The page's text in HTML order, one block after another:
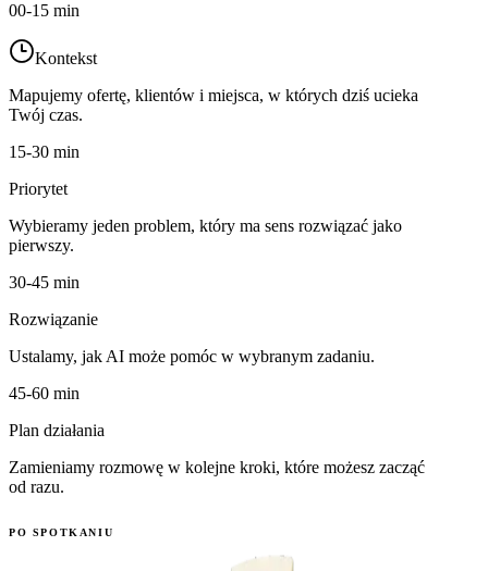
00-15 min
Kontekst
Mapujemy ofertę, klientów i miejsca, w których dziś ucieka
Twój czas.
15-30 min
Priorytet
Wybieramy jeden problem, który ma sens rozwiązać jako
pierwszy.
30-45 min
Rozwiązanie
Ustalamy, jak AI może pomóc w wybranym zadaniu.
45-60 min
Plan działania
Zamieniamy rozmowę w kolejne kroki, które możesz zacząć
od razu.
PO SPOTKANIU